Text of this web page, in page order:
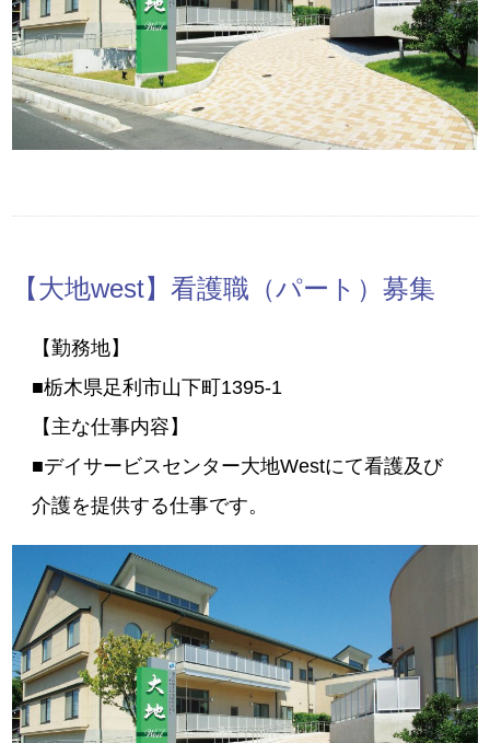
【大地west】看護職（パート）募集
【勤務地】
■栃木県足利市山下町1395-1
【主な仕事内容】
■デイサービスセンター大地Westにて看護及び
介護を提供する仕事です。